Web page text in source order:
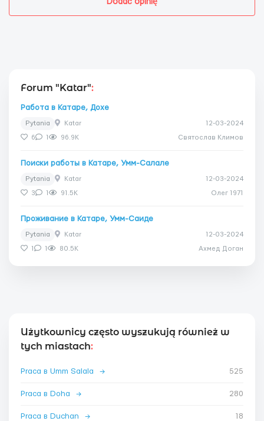
Dodać opinię
Forum "Katar":
Работа в Катаре, Дохе
Pytania Katar 12-03-2024
6 1 96.9K Святослав Климов
Поиски работы в Катаре, Умм-Салале
Pytania Katar 12-03-2024
3 1 91.5K Олег 1971
Проживание в Катаре, Умм-Саиде
Pytania Katar 12-03-2024
1 1 80.5K Ахмед Доган
Użytkownicy często wyszukują również w
tych miastach:
Praca в Umm Salala → 525
Praca в Doha → 280
Praca в Duchan → 18